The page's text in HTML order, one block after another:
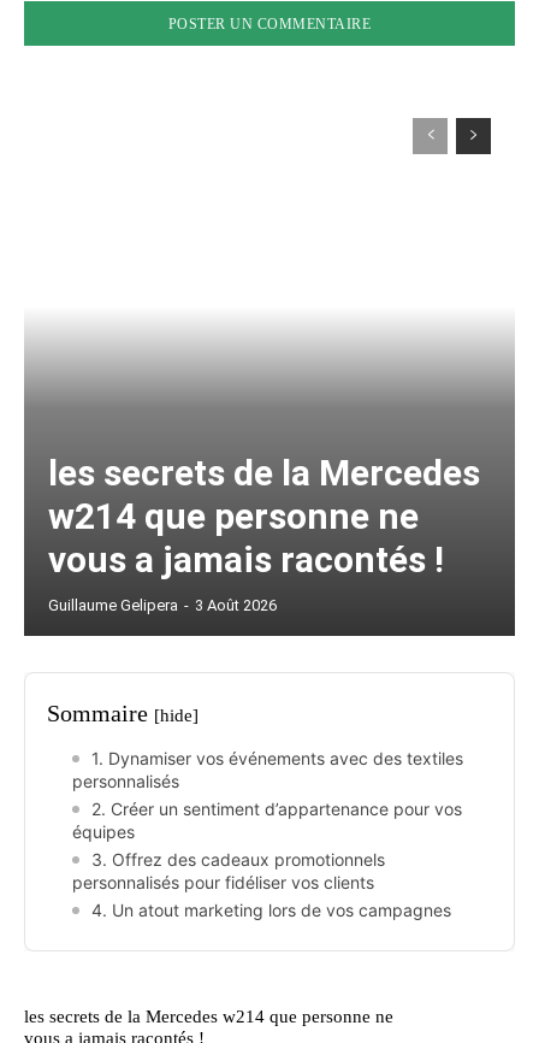
les secrets de la Mercedes
w214 que personne ne
vous a jamais racontés !
Guillaume Gelipera - 3 Août 2026
Sommaire [hide]
1. Dynamiser vos événements avec des textiles
personnalisés
2. Créer un sentiment d’appartenance pour vos
équipes
3. Offrez des cadeaux promotionnels
personnalisés pour fidéliser vos clients
4. Un atout marketing lors de vos campagnes
les secrets de la Mercedes w214 que personne ne
vous a jamais racontés !